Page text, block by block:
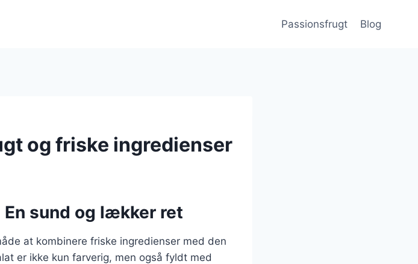
Passionsfrugt Blog
og friske ingredienser
sund og lækker ret
at kombinere friske ingredienser med den
er ikke kun farverig, men også fyldt med